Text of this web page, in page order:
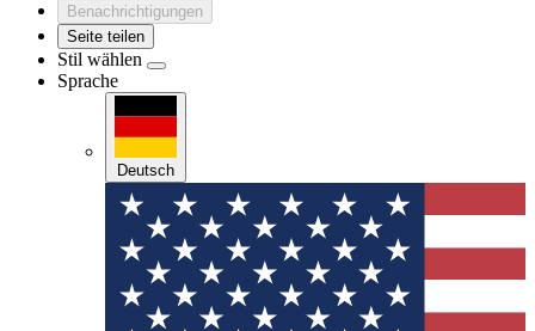
Benachrichtigungen
Seite teilen
Stil wählen
Sprache
Deutsch